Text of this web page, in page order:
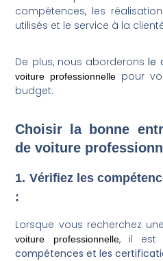
compétences, les
utilisés et le service à la
De plus, nous aborderons le
voiture professionnelle pour
budget.
Choisir la bonne
de voiture
1. Vérifiez les
:
Lorsque vous recherchez
voiture professionnelle, il est
compétences et les